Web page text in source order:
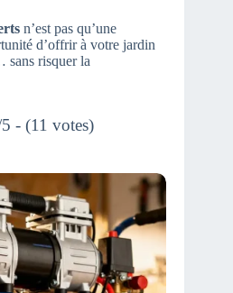
n’est pas qu’une
d’offrir à votre jardin
sans risquer la
- (11 votes)